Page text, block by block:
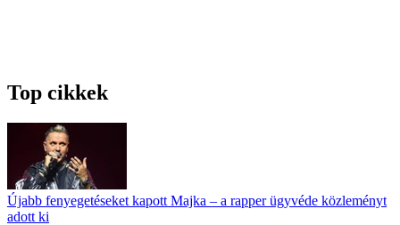
Top cikkek
Újabb fenyegetéseket kapott Majka – a rapper ügyvéde közleményt
adott ki